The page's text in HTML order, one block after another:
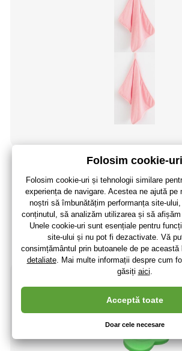
17 ,91 lei
14,80 leifără TVA
+ 3 puncte
Ultimele 4 bucăți(La dumneavoastră 13.08.)